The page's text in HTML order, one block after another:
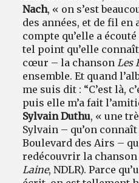
Nach, « on s’est
des années, et de fil
compte qu’elle a
tel point qu’elle
cœur – la chanson Les
ensemble. Et quand
me suis dit : “C’est là,
puis elle m’a fait
Sylvain Duthu, « une
Sylvain – qu’on
Boulevard des Airs –
redécouvrir la chanson
Laine, NDLR). Parce